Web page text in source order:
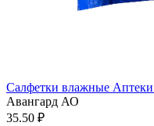
Салфетки влажные
Авангард АО
35.50 ₽